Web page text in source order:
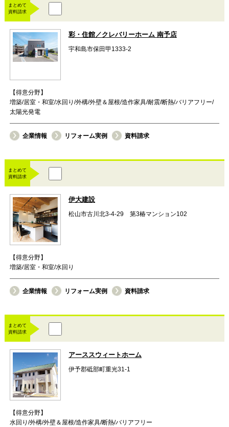
まとめて
資料請求
彩・住館／クレバリーホーム 南予店
宇和島市保田甲1333-2
【得意分野】
増築/居室・和室/水回り/外構/外壁＆屋根/造作家具/耐震/断熱/バリアフリー/
太陽光発電
企業情報 リフォーム実例 資料請求
まとめて
資料請求
伊大建設
松山市古川北3-4-29 第3椿マンション102
【得意分野】
増築/居室・和室/水回り
企業情報 リフォーム実例 資料請求
まとめて
資料請求
アーススウィートホーム
伊予郡砥部町重光31-1
【得意分野】
水回り/外構/外壁＆屋根/造作家具/断熱/バリアフリー